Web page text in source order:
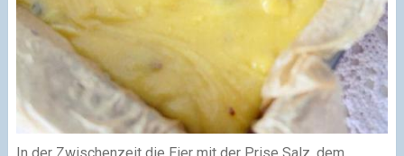
In der Zwischenzeit die Eier mit der Prise Salz, dem